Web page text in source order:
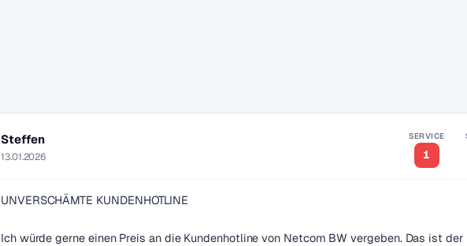
Steffen
13.01.2026
SERVICE
1
UNVERSCHÄMTE KUNDENHOTLINE
Ich würde gerne einen Preis an die Kundenhotline von Netcom BW vergeben. Das ist